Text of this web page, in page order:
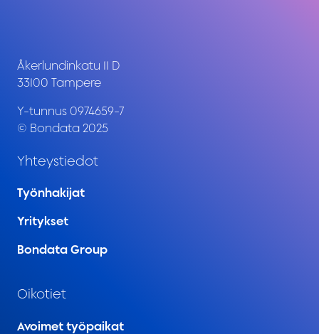
Åkerlundinkatu 11 D
33100 Tampere
Y-tunnus 0974659-7
© Bondata 2025
Yhteystiedot
Työnhakijat
Yritykset
Bondata Group
Oikotiet
Avoimet työpaikat